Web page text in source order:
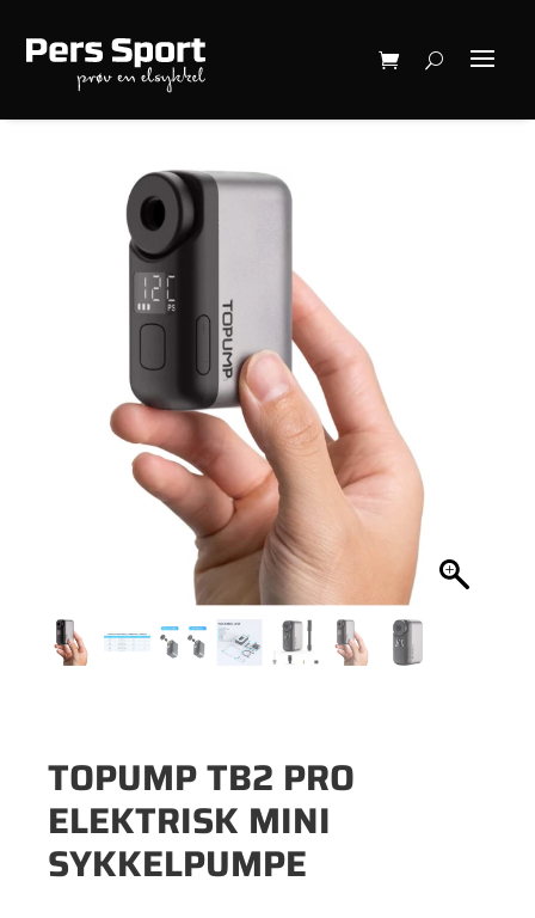
TOPUMP TB2 PRO
ELEKTRISK MINI
SYKKELPUMPE